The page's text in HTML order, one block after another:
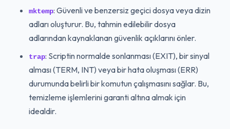
mktemp: Güvenli ve benzersiz geçici dosya veya dizin
adları oluşturur. Bu, tahmin edilebilir dosya
adlarından kaynaklanan güvenlik açıklarını önler.
trap: Scriptin normalde sonlanması (EXIT), bir sinyal
alması (TERM, INT) veya bir hata oluşması (ERR)
durumunda belirli bir komutun çalışmasını sağlar. Bu,
temizleme işlemlerini garanti altına almak için
idealdir.